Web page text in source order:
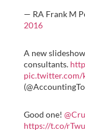
— RA Frank M
2016
A new
consultants.
pic.twitter.com/
Good one!
https://t.co/